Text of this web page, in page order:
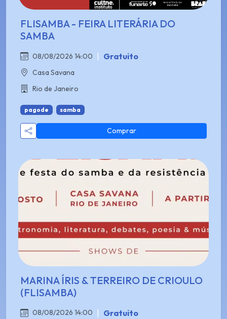
FLISAMBA - FEIRA LITERÁRIA DO
SAMBA
08/08/2026 14:00 Gratuito
Casa Savana
Rio de Janeiro
pagode samba
Comprar
MARINA ÍRIS & TERREIRO DE CRIOULO
(FLISAMBA)
08/08/2026 14:00 | Gratuito